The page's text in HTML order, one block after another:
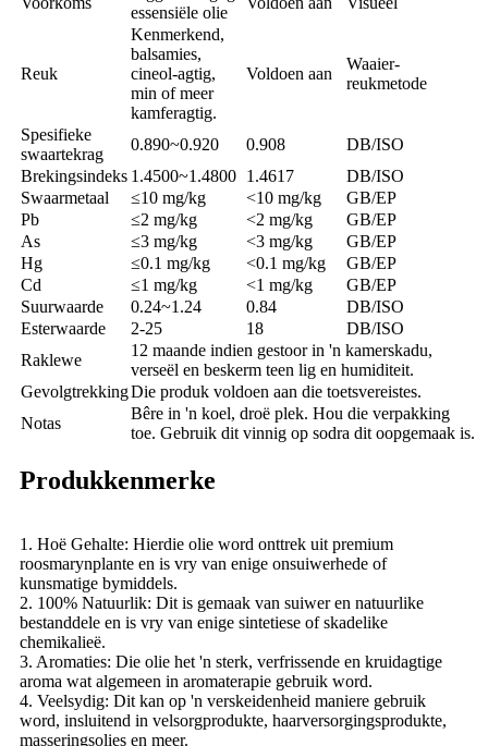
essensiële olie
Reuk
Kenmerkend,
balsamies,
cineol-agtig,
min of meer
kamferagtig.
Voldoen aan
Waaier-
reukmetode
Spesifieke
swaartekrag
0.890~0.920 0.908
DB/ISO
Brekingsindeks 1.4500~1.4800 1.4617
DB/ISO
Swaarmetaal
≤10 mg/kg <10 mg/kg
GB/EP
Pb
≤2 mg/kg <2 mg/kg
GB/EP
As
≤3 mg/kg <3 mg/kg
GB/EP
Hg
≤0.1 mg/kg <0.1 mg/kg
GB/EP
Cd
≤1 mg/kg <1 mg/kg
GB/EP
Suurwaarde
0.24~1.24 0.84
DB/ISO
Esterwaarde
2-25 18
DB/ISO
Raklewe
12 maande indien gestoor in 'n kamerskadu,
verseël en beskerm teen lig en humiditeit.
GevolgtrekkingDie produk voldoen aan die toetsvereistes.
Notas
Bêre in 'n koel, droë plek. Hou die verpakking
toe. Gebruik dit vinnig op sodra dit oopgemaak is.
Produkkenmerke
1. Hoë Gehalte: Hierdie olie word onttrek uit premium
roosmarynplante en is vry van enige onsuiwerhede of
kunsmatige bymiddels.
2. 100% Natuurlik: Dit is gemaak van suiwer en natuurlike
bestanddele en is vry van enige sintetiese of skadelike
chemikalieë.
3. Aromaties: Die olie het 'n sterk, verfrissende en kruidagtige
aroma wat algemeen in aromaterapie gebruik word.
4. Veelsydig: Dit kan op 'n verskeidenheid maniere gebruik
word, insluitend in velsorgprodukte, haarversorgingsprodukte,
masseringsolies en meer.